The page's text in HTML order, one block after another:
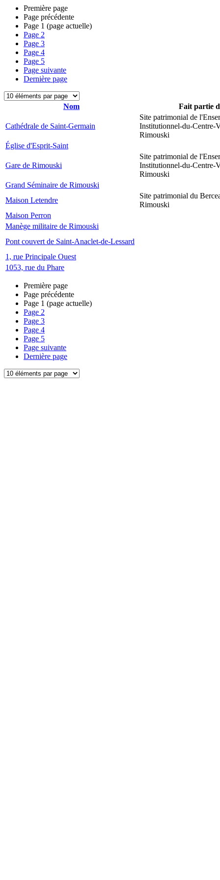
Première page
Page précédente
Page 1 (page actuelle)
Page 2
Page 3
Page 4
Page 5
Page suivante
Dernière page
Nom Fait partie
Cathédrale de Saint-Germain
Site patrimonial de
Institutionnel-du-Centre-
Rimouski
Église d'Esprit-Saint
Gare de Rimouski
Site patrimonial de
Institutionnel-du-Centre-
Rimouski
Grand Séminaire de Rimouski
Maison Letendre
Site patrimonial du
Rimouski
Maison Perron
Manège militaire de Rimouski
Pont couvert de Saint-Anaclet-de-Lessard
1, rue Principale Ouest
1053, rue du Phare
Première page
Page précédente
Page 1 (page actuelle)
Page 2
Page 3
Page 4
Page 5
Page suivante
Dernière page